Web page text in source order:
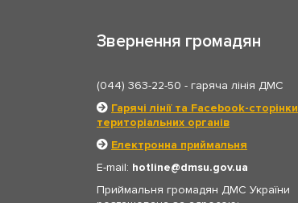
Звернення громадян
(044) 363-22-50 - гаряча лінія ДМС
Гарячі лінії та Facebook-сторінки
територіальних органів
Електронна приймальня
E-mail: hotline
dmsu.gov.ua
Приймальня громадян ДМС України